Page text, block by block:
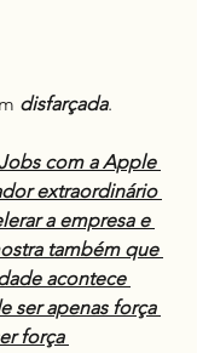
disfarçada.
com a Apple
extraordinário
a empresa e
também que
acontece
ser apenas força
força